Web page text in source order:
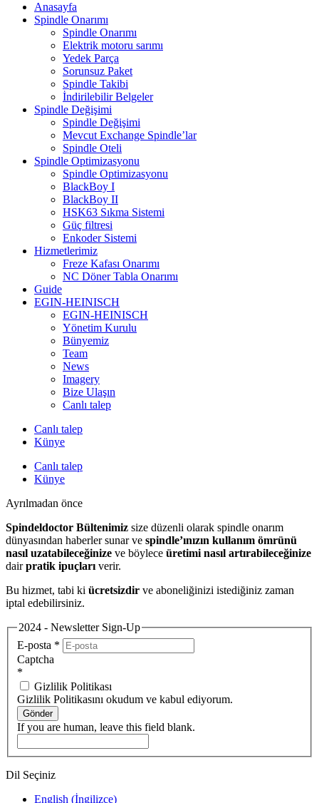
Anasayfa
Spindle Onarımı
Spindle Onarımı
Elektrik motoru sarımı
Yedek Parça
Sorunsuz Paket
Spindle Takibi
İndirilebilir Belgeler
Spindle Değişimi
Spindle Değişimi
Mevcut Exchange Spindle’lar
Spindle Oteli
Spindle Optimizasyonu
Spindle Optimizasyonu
BlackBoy I
BlackBoy II
HSK63 Sıkma Sistemi
Güç filtresi
Enkoder Sistemi
Hizmetlerimiz
Freze Kafası Onarımı
NC Döner Tabla Onarımı
Guide
EGIN-HEINISCH
EGIN-HEINISCH
Yönetim Kurulu
Bünyemiz
Team
News
Imagery
Bize Ulaşın
Canlı talep
Canlı talep
Künye
Canlı talep
Künye
Ayrılmadan önce
Spindeldoctor Bültenimiz size düzenli olarak spindle onarım
dünyasından haberler sunar ve spindle’ınızın kullanım ömrünü
nasıl uzatabileceğinize ve böylece üretimi nasıl artırabileceğinize
dairpratik ipuçları verir.
Bu hizmet, tabi ki ücretsizdir ve aboneliğinizi istediğiniz zaman
iptal edebilirsiniz.
2024 - Newsletter Sign-Up
E-posta *
Captcha
*
Gizlilik Politikası
Gizlilik Politikasını okudum ve kabul ediyorum.
Gönder
If you are human, leave this field blank.
Dil Seçiniz
English (İngilizce)